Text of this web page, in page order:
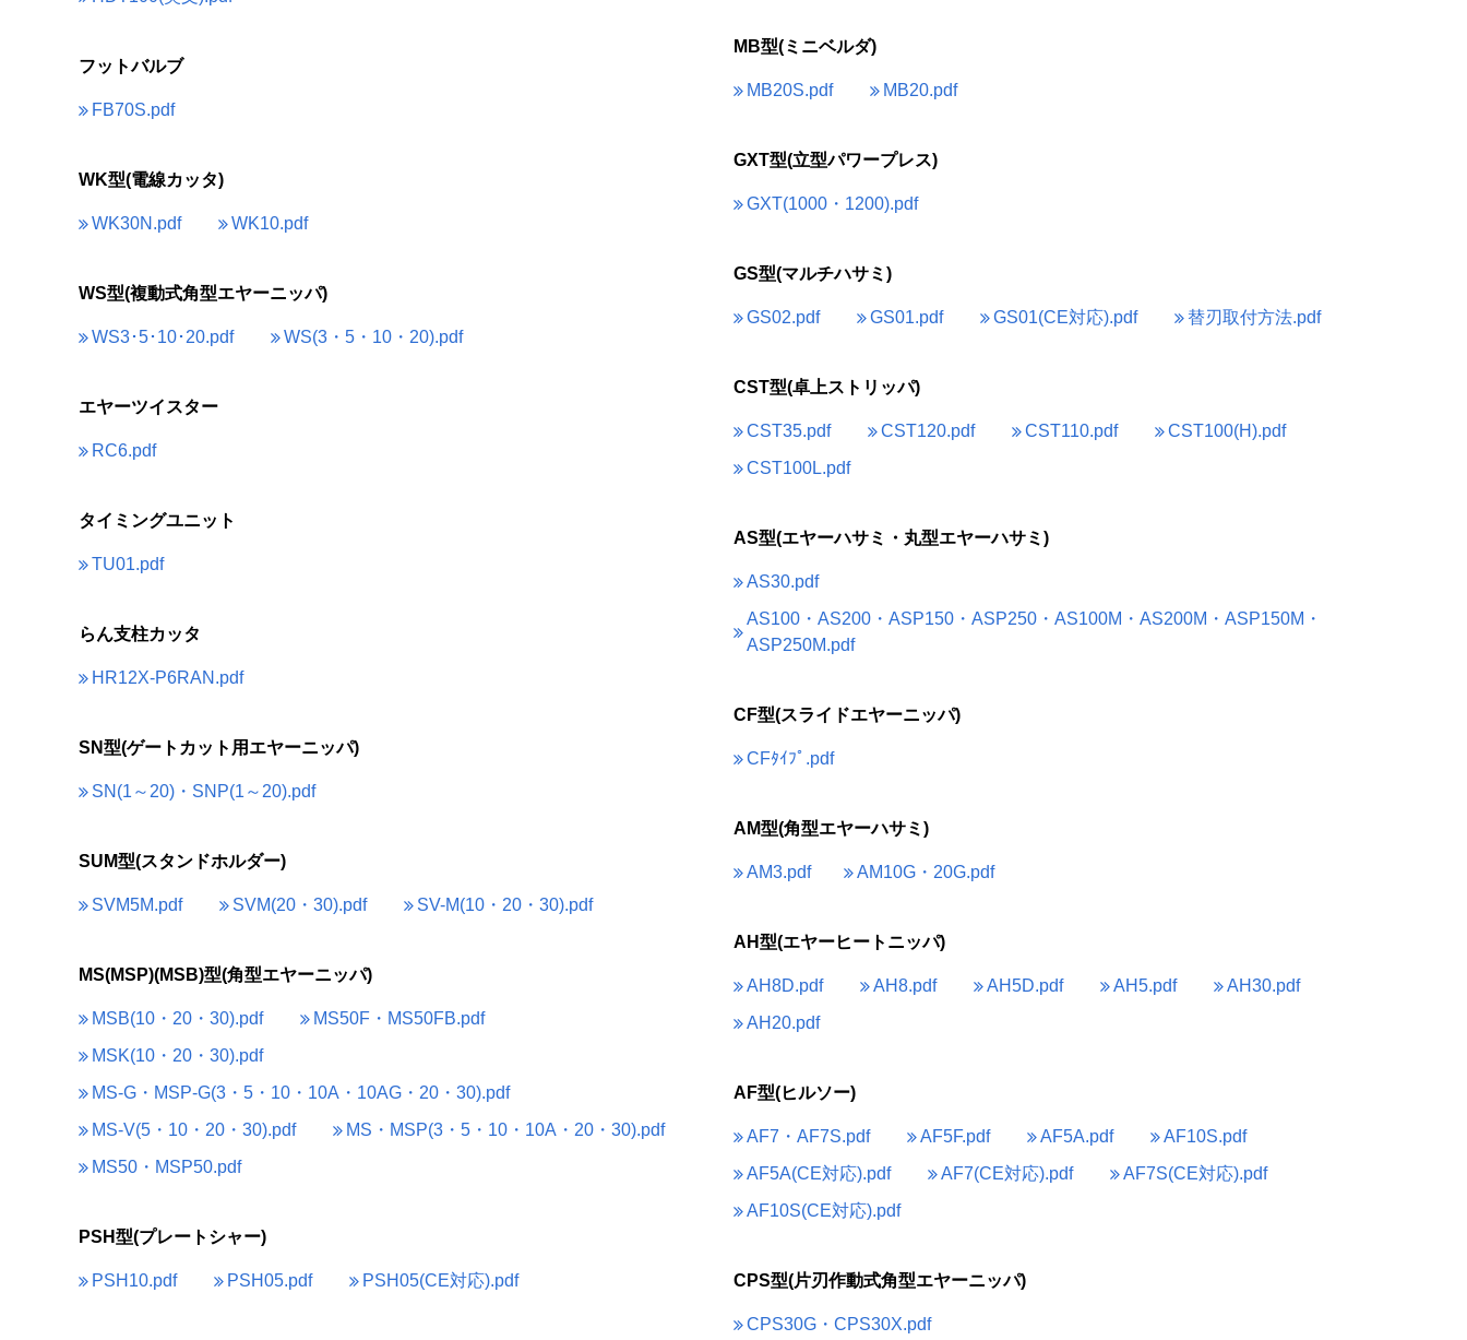
フットバルブ
FB70S.pdf
WK型(電線カッタ)
WK30N.pdf WK10.pdf
WS型(複動式角型エヤーニッパ)
WS3･5･10･20.pdf WS(3・5・10・20).pdf
エヤーツイスター
RC6.pdf
タイミングユニット
TU01.pdf
らん支柱カッタ
HR12X-P6RAN.pdf
SN型(ゲートカット用エヤーニッパ)
SN(1～20)・SNP(1～20).pdf
SUM型(スタンドホルダー)
SVM5M.pdf SVM(20・30).pdf SV-M(10・20・30).pdf
MS(MSP)(MSB)型(角型エヤーニッパ)
MSB(10・20・30).pdf
MS50F・MS50FB.pdf
MSK(10・20・30).pdf
MS-G・MSP-G(3・5・10・10A・10AG・20・30).pdf
MS-V(5・10・20・30).pdf
MS・MSP(3・5・10・10A・20・30).pdf
MS50・MSP50.pdf
PSH型(プレートシャー)
PSH10.pdf PSH05.pdf PSH05(CE対応).pdf
MB型(ミニベルダ)
MB20S.pdf MB20.pdf
GXT型(立型パワープレス)
GXT(1000・1200).pdf
GS型(マルチハサミ)
GS02.pdf GS01.pdf GS01(CE対応).pdf 替刃取付方法.pdf
CST型(卓上ストリッパ)
CST35.pdf CST120.pdf CST110.pdf
CST100(H).pdf
CST100L.pdf
AS型(エヤーハサミ・丸型エヤーハサミ)
AS30.pdf
AS100・AS200・ASP150・ASP250・AS100M・AS200M・ASP150M・
ASP250M.pdf
CF型(スライドエヤーニッパ)
CFﾀｲﾌﾟ.pdf
AM型(角型エヤーハサミ)
AM3.pdf AM10G・20G.pdf
AH型(エヤーヒートニッパ)
AH8D.pdf AH8.pdf AH5D.pdf AH5.pdf
AH30.pdf
AH20.pdf
AF型(ヒルソー)
AF7・AF7S.pdf AF5F.pdf AF5A.pdf
AF10S.pdf
AF5A(CE対応).pdf
AF7(CE対応).pdf
AF7S(CE対応).pdf
AF10S(CE対応).pdf
CPS型(片刃作動式角型エヤーニッパ)
CPS30G・CPS30X.pdf